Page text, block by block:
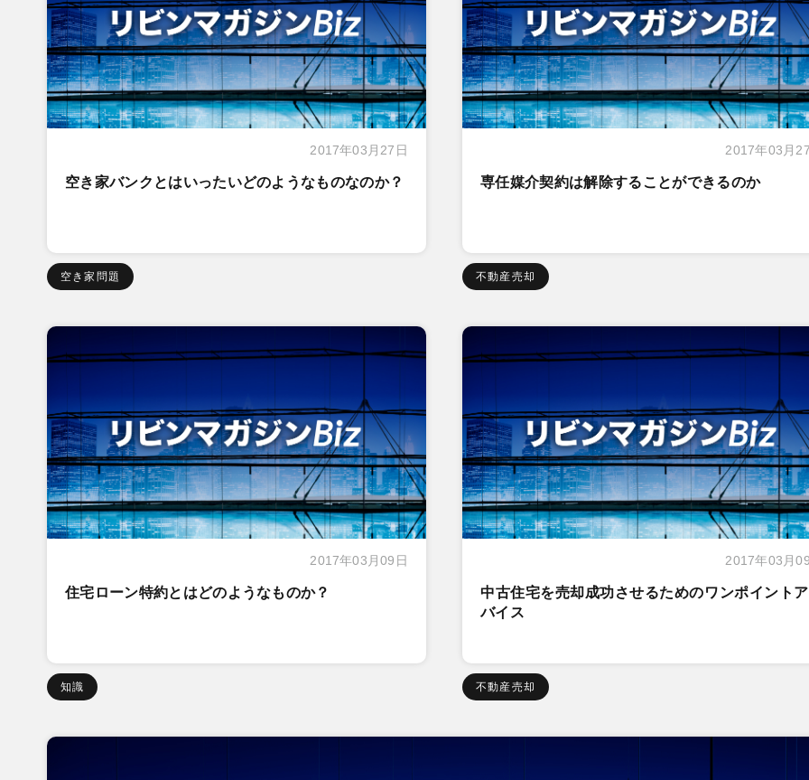
2017年03月27日
空き家バンクとはいったいどのようなものなのか？
空き家問題
2017年03月
専任媒介契約は解除することができるのか
不動産売却
2017年03月09日
住宅ローン特約とはどのようなものか？
知識
2017年03月
中古住宅を売却成功させるためのワンポイント
バイス
不動産売却